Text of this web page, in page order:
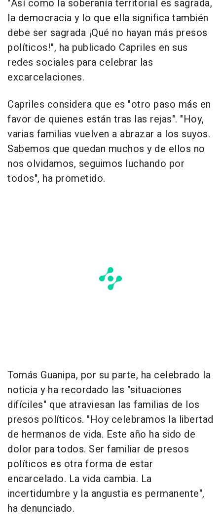
"Así como la soberanía territorial es sagrada,
la democracia y lo que ella significa también
debe ser sagrada ¡Qué no hayan más presos
políticos!", ha publicado Capriles en sus
redes sociales para celebrar las
excarcelaciones.
Capriles considera que es "otro paso más en
favor de quienes están tras las rejas". "Hoy,
varias familias vuelven a abrazar a los suyos.
Sabemos que quedan muchos y de ellos no
nos olvidamos, seguimos luchando por
todos", ha prometido.
Tomás Guanipa, por su parte, ha celebrado la
noticia y ha recordado las "situaciones
difíciles" que atraviesan las familias de los
presos políticos. "Hoy celebramos la libertad
de hermanos de vida. Este año ha sido de
dolor para todos. Ser familiar de presos
políticos es otra forma de estar
encarcelado. La vida cambia. La
incertidumbre y la angustia es permanente",
ha denunciado.